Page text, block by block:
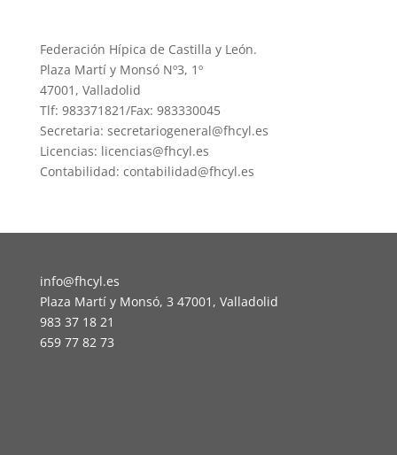
Federación Hípica de Castilla y León.
Plaza Martí y Monsó Nº3, 1º
47001, Valladolid
Tlf: 983371821/Fax: 983330045
Secretaria: secretariogeneral@fhcyl.es
Licencias: licencias@fhcyl.es
Contabilidad: contabilidad@fhcyl.es
info@fhcyl.es
Plaza Martí y Monsó, 3 47001, Valladolid
983 37 18 21
659 77 82 73